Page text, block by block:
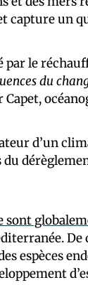
capture un
par le
du
Capet,
d’un
du
sont
espèces